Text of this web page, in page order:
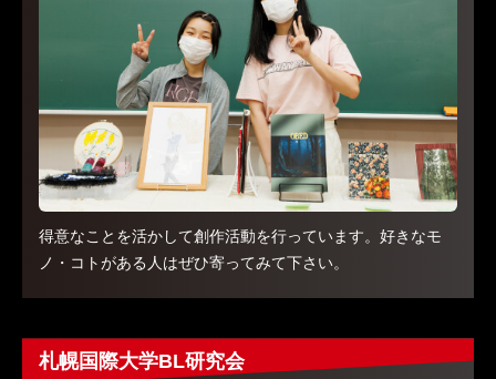
得意なことを活かして創作活動を行っています。好きなモ
ノ・コトがある人はぜひ寄ってみて下さい。
札幌国際大学BL研究会